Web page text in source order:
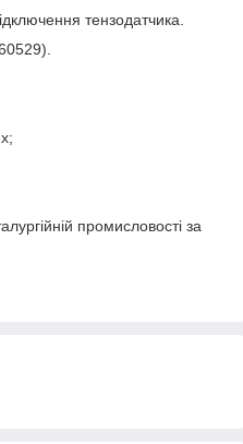
тензодатчика.
промисловості за